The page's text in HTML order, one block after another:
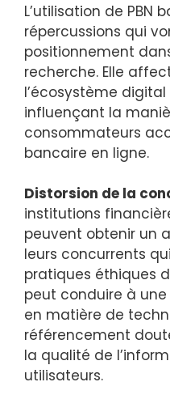
L’utilisation de PBN
répercussions qui
positionnement
recherche. Elle
l’écosystème
influençant la
consommateurs
bancaire en ligne.
Distorsion de la
institutions
peuvent obtenir un
leurs concurrents
pratiques éthiques
peut conduire à
en matière de
référencement
la qualité de
utilisateurs.